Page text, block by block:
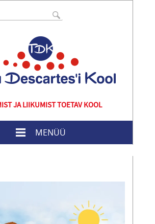
JA LIIKUMIST TOETAV KOOL
MENÜÜ